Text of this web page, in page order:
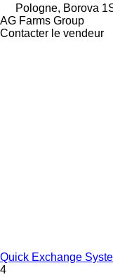
Pologne, Borova
AG Farms Group
Contacter le vendeur
Quick Exchange
4